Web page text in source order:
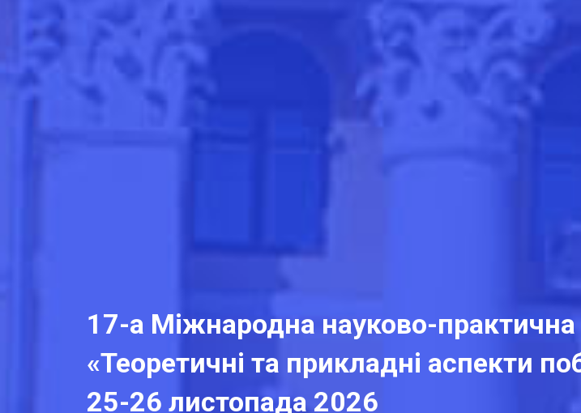
17-а Міжнародна науково-практична
«Теоретичні та прикладні аспекти
25-26 листопада 2026